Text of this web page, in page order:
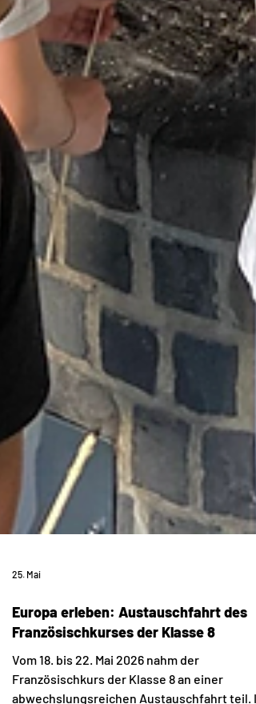
25. Mai
Europa erleben: Austauschfahrt des
Französischkurses der Klasse 8